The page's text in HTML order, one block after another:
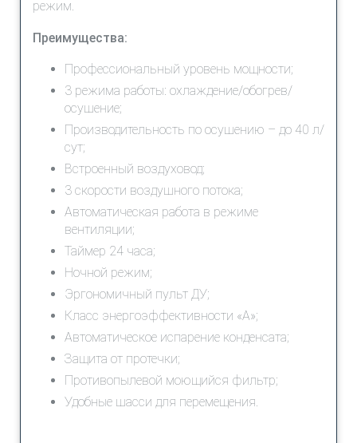
режим.
Преимущества:
Профессиональный уровень мощности;
3 режима работы: охлаждение/обогрев/
осушение;
Производительность по осушению – до 40 л/
сут;
Встроенный воздуховод;
3 скорости воздушного потока;
Автоматическая работа в режиме
вентиляции;
Таймер 24 часа;
Ночной режим;
Эргономичный пульт ДУ;
Класс энергоэффективности «A»;
Автоматическое испарение конденсата;
Защита от протечки;
Противопылевой моющийся фильтр;
Удобные шасси для перемещения.